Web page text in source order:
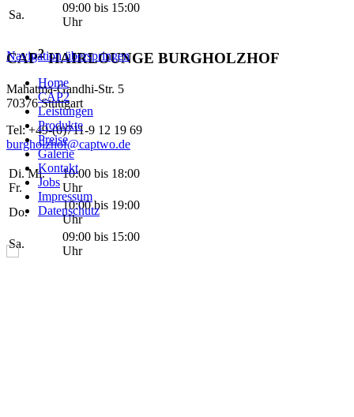
Sa.
09:00 bis 15:00
Uhr
CAP2HAIRLOUNGE BURGHOLZHOF
Mahatma-Gandhi-Str. 5
70376 Stuttgart
Tel: +49-(0)711-9 12 19 69
burgholzhof@captwo.de
Di. Mi.
Fr.
10:00 bis 18:00
Uhr
Do.
10:00 bis 19:00
Uhr
Sa.
09:00 bis 15:00
Uhr
Navigation überspringen
Home
CAP2
Leistungen
Produkte
Preise
Galerie
Kontakt
Jobs
Impressum
Datenschutz